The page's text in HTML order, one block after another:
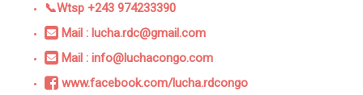
📞Wtsp +243 974233390
Mail : lucha.rdc@gmail.com
Mail : info@luchacongo.com
www.facebook.com/lucha.rdcongo